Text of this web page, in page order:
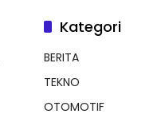
Kategori
BERITA
TEKNO
OTOMOTIF